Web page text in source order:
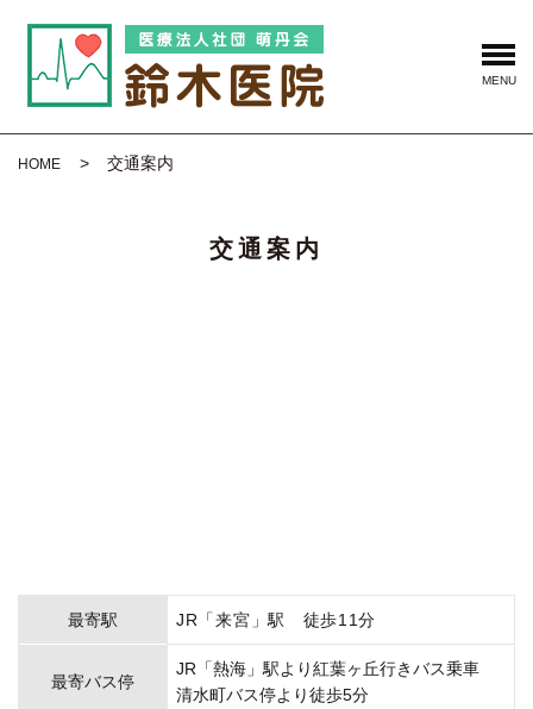
MENU
HOME 交通案内
交通案内
最寄駅 JR「来宮」駅 徒歩11分
最寄バス停
JR「熱海」駅より紅葉ヶ丘行きバス乗車
清水町バス停より徒歩5分